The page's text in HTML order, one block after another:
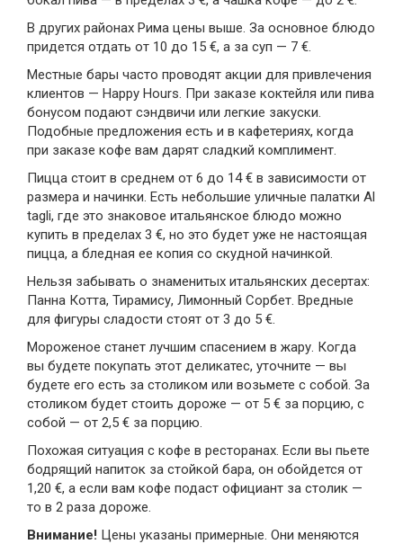
В других районах Рима цены выше. За основное блюдо
придется отдать от 10 до 15 €, а за суп — 7 €.
Местные бары часто проводят акции для привлечения
клиентов — Happy Hours. При заказе коктейля или пива
бонусом подают сэндвичи или легкие закуски.
Подобные предложения есть и в кафетериях, когда
при заказе кофе вам дарят сладкий комплимент.
Пицца стоит в среднем от 6 до 14 € в зависимости от
размера и начинки. Есть небольшие уличные палатки Al
tagli, где это знаковое итальянское блюдо можно
купить в пределах 3 €, но это будет уже не настоящая
пицца, а бледная ее копия со скудной начинкой.
Нельзя забывать о знаменитых итальянских десертах:
Панна Котта, Тирамису, Лимонный Сорбет. Вредные
для фигуры сладости стоят от 3 до 5 €.
Мороженое станет лучшим спасением в жару. Когда
вы будете покупать этот деликатес, уточните — вы
будете его есть за столиком или возьмете с собой. За
столиком будет стоить дороже — от 5 € за порцию, с
собой — от 2,5 € за порцию.
Похожая ситуация с кофе в ресторанах. Если вы пьете
бодрящий напиток за стойкой бара, он обойдется от
1,20 €, а если вам кофе подаст официант за столик —
то в 2 раза дороже.
Внимание! Цены указаны примерные. Они меняются